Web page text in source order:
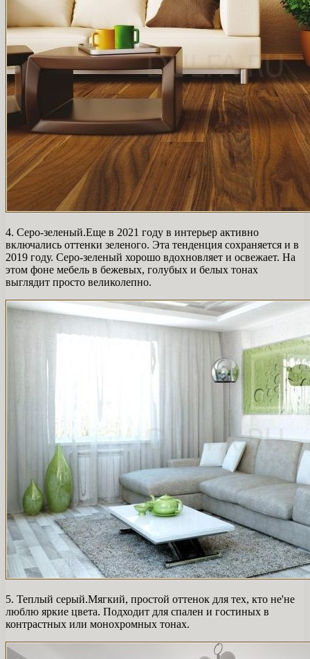
4. Серо-зеленый.Еще в 2021 году в интерьер активно
включались оттенки зеленого. Эта тенденция сохраняется и в
2019 году. Серо-зеленый хорошо вдохновляет и освежает. На
этом фоне мебель в бежевых, голубых и белых тонах
выглядит просто великолепно.
5. Теплый серый.Мягкий, простой оттенок для тех, кто не'не
люблю яркие цвета. Подходит для спален и гостиных в
контрастных или монохромных тонах.